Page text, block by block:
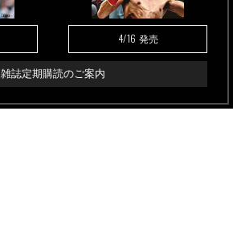
4/16 発売
雑誌定期購読のご案内